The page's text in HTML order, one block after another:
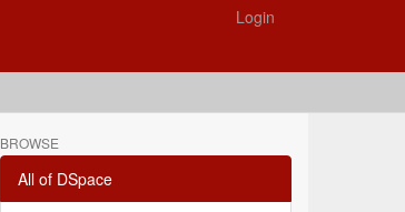
Login
BROWSE
All of DSpace